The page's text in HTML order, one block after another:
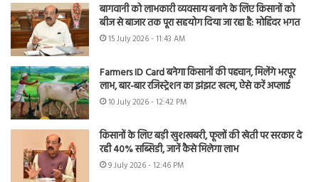
बागवानी को लाभकारी व्यवसाय बनाने के लिए किसानों को
बीज से बाजार तक पूरा सहयोग दिया जा रहा है: मोहिंदर भगत
15 July 2026 - 11:43 AM
Farmers ID Card बनेगा किसानों की पहचान, मिलेंगे भरपूर
लाभ, बार-बार रजिस्ट्रेशन का झंझट खत्म, ऐसे करें अप्लाई
10 July 2026 - 12:42 PM
किसानों के लिए बड़ी खुशखबरी, फूलों की खेती पर सरकार दे
रही 40% सब्सिडी, जानें कैसे मिलेगा लाभ
9 July 2026 - 12:46 PM